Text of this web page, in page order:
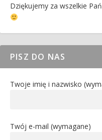
Dziękujemy za wszelkie
PISZ DO NAS
Twoje imię i nazwisko
Twój e-mail (wymagane)